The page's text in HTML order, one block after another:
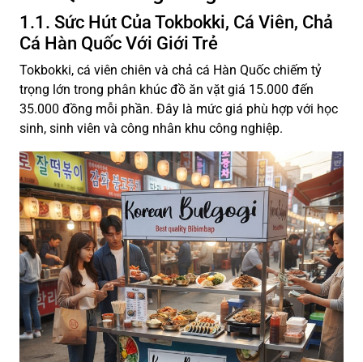
1.1. Sức Hút Của Tokbokki, Cá Viên, Chả
Cá Hàn Quốc Với Giới Trẻ
Tokbokki, cá viên chiên và chả cá Hàn Quốc chiếm tỷ
trọng lớn trong phân khúc đồ ăn vặt giá 15.000 đến
35.000 đồng mỗi phần. Đây là mức giá phù hợp với học
sinh, sinh viên và công nhân khu công nghiệp.